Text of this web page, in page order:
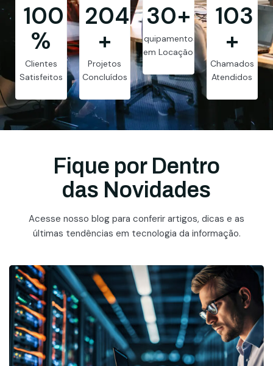
99.8
%
Clientes
Satisfeitos
205
+
Projetos
Concluídos
30+
Equipamentos
em Locação
103
+
Chamados
Atendidos
Fique por Dentro
das Novidades
Acesse nosso blog para conferir artigos, dicas e as
últimas tendências em tecnologia da informação.